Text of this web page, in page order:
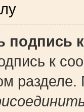
подпись
к